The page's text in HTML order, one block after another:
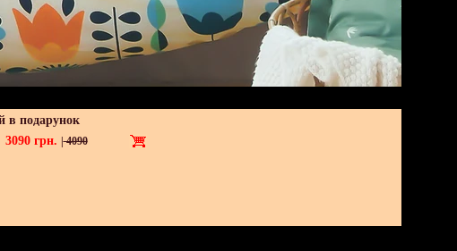
в подарунок
3090 грн. |4090